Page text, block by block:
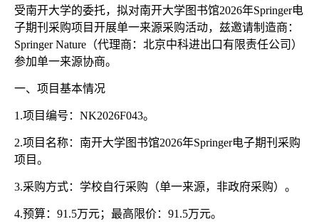
受南开大学的委托，拟对南开大学图书馆2026年Springer电
子期刊采购项目开展单一来源采购活动，兹邀请制造商：
Springer Nature（代理商：北京中科进出口有限责任公司）
参加单一来源协商。
一、项目基本情况
1.项目编号：NK2026F043。
2.项目名称：南开大学图书馆2026年Springer电子期刊采购
项目。
3.采购方式：学校自行采购（单一来源，非政府采购）。
4.预算：91.5万元；最高限价：91.5万元。